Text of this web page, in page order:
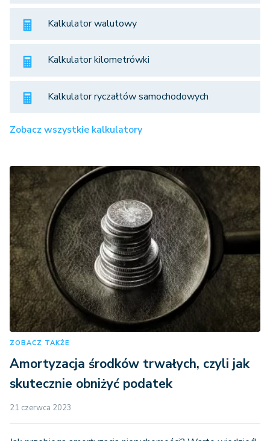
Kalkulator walutowy
Kalkulator kilometrówki
Kalkulator ryczałtów samochodowych
Zobacz wszystkie kalkulatory
ZOBACZ TAKŻE
Amortyzacja środków trwałych, czyli jak
skutecznie obniżyć podatek
21 czerwca 2023